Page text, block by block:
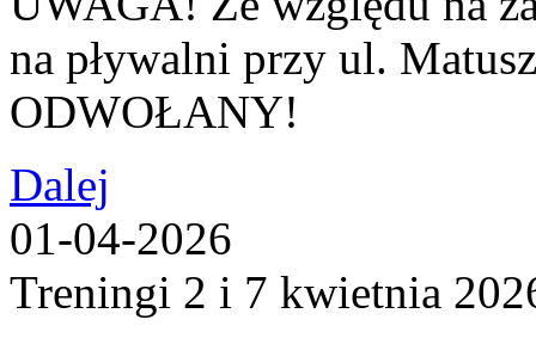
na pływalni przy ul.
ODWOŁANY!
Dalej
01-04-2026
Treningi 2 i 7 kwietnia